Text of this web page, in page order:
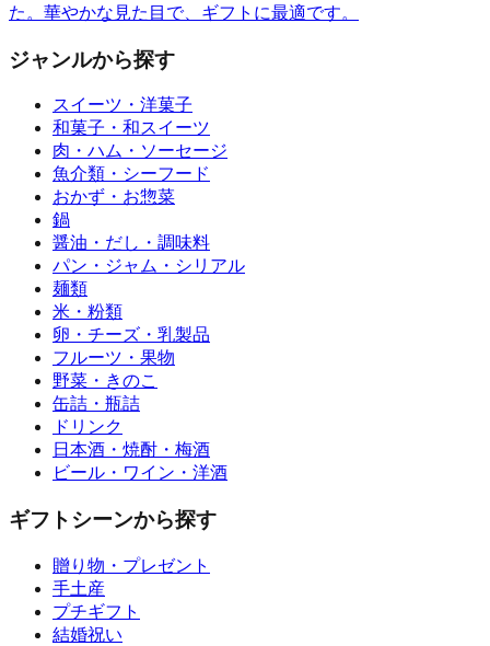
た。華やかな見た目で、ギフトに最適です。
ジャンルから探す
スイーツ・洋菓子
和菓子・和スイーツ
肉・ハム・ソーセージ
魚介類・シーフード
おかず・お惣菜
鍋
醤油・だし・調味料
パン・ジャム・シリアル
麺類
米・粉類
卵・チーズ・乳製品
フルーツ・果物
野菜・きのこ
缶詰・瓶詰
ドリンク
日本酒・焼酎・梅酒
ビール・ワイン・洋酒
ギフトシーンから探す
贈り物・プレゼント
手土産
プチギフト
結婚祝い